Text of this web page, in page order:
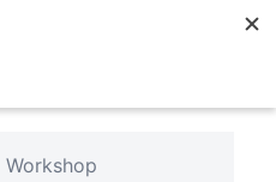
Workshop